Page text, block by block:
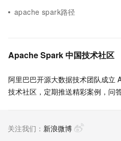
apache spark路径
Apache Spark 中国技术社区
阿里巴巴开源大数据技术团队成立
技术社区，定期推送精彩案例，问
关注我们： 新浪微博